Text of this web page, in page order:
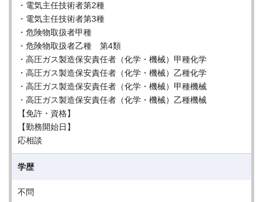
・電気主任技術者第2種
・電気主任技術者第3種
・危険物取扱者甲種
・危険物取扱者乙種 第4類
・高圧ガス製造保安責任者（化学・機械）甲種化学
・高圧ガス製造保安責任者（化学・機械）乙種化学
・高圧ガス製造保安責任者（化学・機械）甲種機械
・高圧ガス製造保安責任者（化学・機械）乙種機械
【免許・資格】
【勤務開始日】
応相談
学歴
不問